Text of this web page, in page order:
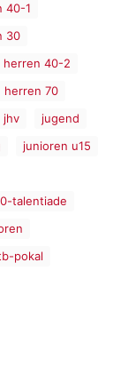
40-1
30
herren 40-2
herren 70
jhv
jugend
junioren u15
talentiade
pokal